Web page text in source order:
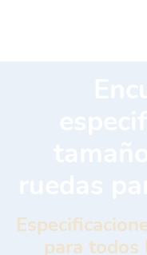
para todos